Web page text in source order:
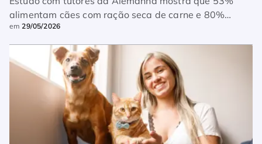
alimentam cães com ração seca de carne e 80%
fornecem ração úmida de carne para gatos
em29/05/2026